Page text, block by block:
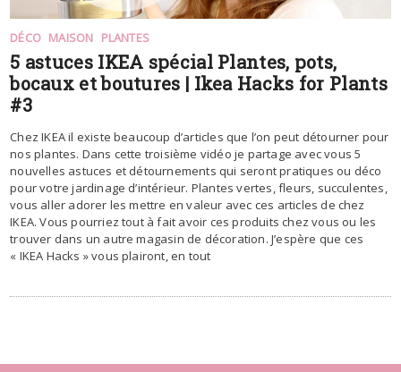
DÉCO MAISON PLANTES
5 astuces IKEA spécial Plantes, pots,
bocaux et boutures | Ikea Hacks for Plants
#3
Chez IKEA il existe beaucoup d’articles que l’on peut détourner pour
nos plantes. Dans cette troisième vidéo je partage avec vous 5
nouvelles astuces et détournements qui seront pratiques ou déco
pour votre jardinage d’intérieur. Plantes vertes, fleurs, succulentes,
vous aller adorer les mettre en valeur avec ces articles de chez
IKEA. Vous pourriez tout à fait avoir ces produits chez vous ou les
trouver dans un autre magasin de décoration. J’espère que ces
« IKEA Hacks » vous plairont, en tout